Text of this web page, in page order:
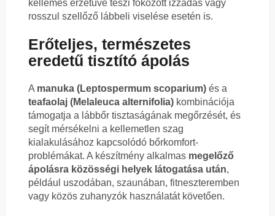
kellemes érzetűvé teszi fokozott izzadás vagy
rosszul szellőző lábbeli viselése esetén is.
Erőteljes, természetes
eredetű tisztító ápolás
A manuka (Leptospermum scoparium) és a
teafaolaj (Melaleuca alternifolia) kombinációja
támogatja a lábbőr tisztaságának megőrzését, és
segít mérsékelni a kellemetlen szag
kialakulásához kapcsolódó bőrkomfort-
problémákat. A készítmény alkalmas megelőző
ápolásra közösségi helyek látogatása után,
például uszodában, szaunában, fitneszteremben
vagy közös zuhanyzók használatát követően.